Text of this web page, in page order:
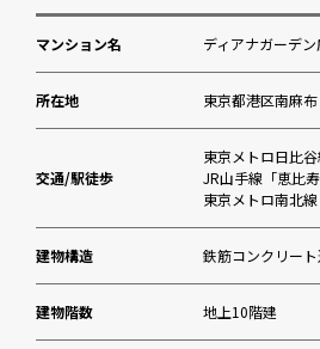
南部坂幼稚園
ナショナルメディカルクリ
区立有栖川宮記念公園
まいばすけっと西麻布３丁
マツモトキヨシ麻布十番店
麻布地区総合支所
マンション名 ディアナガーデ
所在地 東京都港区南麻
交通/駅徒歩
東京メトロ日比
JR山手線「恵比
東京メトロ南北
建物構造 鉄筋コンクリー
建物階数 地上10階建